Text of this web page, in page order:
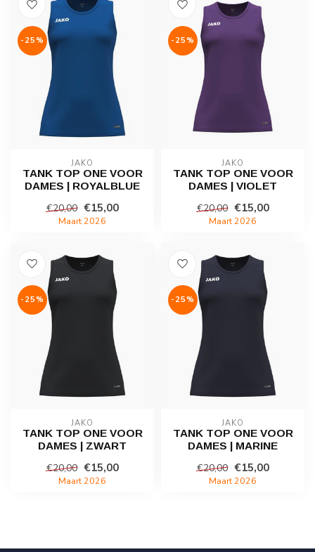
-25%
JAKO
TANK TOP ONE VOOR
DAMES | ROYALBLUE
€20,00 €15,00
Maart 2026
-25%
JAKO
TANK TOP ONE VOOR
DAMES | VIOLET
€20,00 €15,00
Maart 2026
-25%
JAKO
TANK TOP ONE VOOR
DAMES | ZWART
€20,00 €15,00
Maart 2026
-25%
JAKO
TANK TOP ONE VOOR
DAMES | MARINE
€20,00 €15,00
Maart 2026